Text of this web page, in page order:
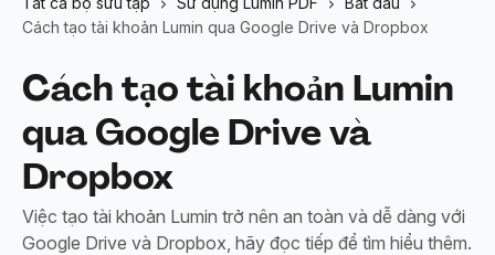
Cách tạo tài khoản Lumin qua Google Drive và Dropbox
Cách tạo tài khoản Lumin
qua Google Drive và
Dropbox
Việc tạo tài khoản Lumin trở nên an toàn và dễ dàng với
Google Drive và Dropbox, hãy đọc tiếp để tìm hiểu thêm.